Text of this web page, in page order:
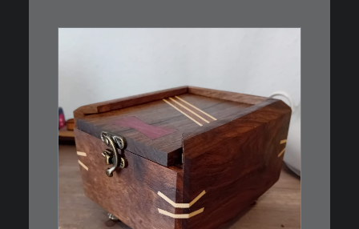
€39,00
Eine kleine, simple Schatulle
aus Nussbaum…